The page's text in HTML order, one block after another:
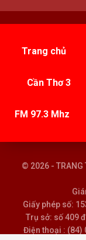
Trang chủ
Cần Thơ 3
FM 97.3 Mhz
© 2026 - TRANG
Giấy phép số:
Trụ sở: số 409
Điện thoại : (84)